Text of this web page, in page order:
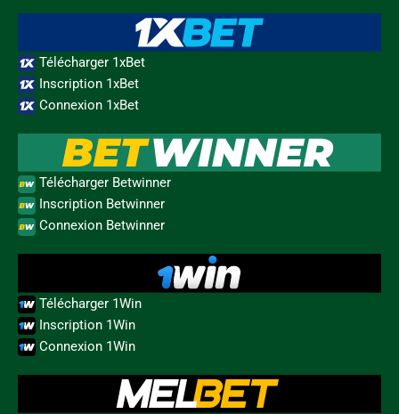
Télécharger 1xBet
Inscription 1xBet
Connexion 1xBet
Télécharger Betwinner
Inscription Betwinner
Connexion Betwinner
Télécharger 1Win
Inscription 1Win
Connexion 1Win